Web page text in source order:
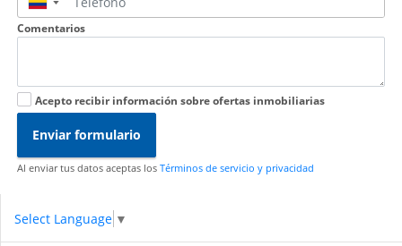
▼
Comentarios
Acepto recibir información sobre ofertas inmobiliarias
Enviar formulario
Al enviar tus datos aceptas los Términos de servicio y privacidad
Select Language ▼